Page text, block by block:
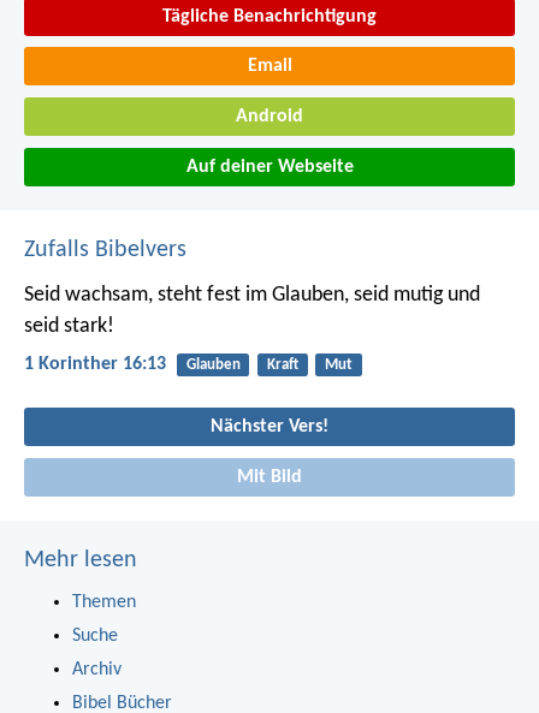
Tägliche Benachrichtigung
Email
Android
Auf deiner Webseite
Zufalls Bibelvers
Seid wachsam, steht fest im Glauben, seid mutig und
seid stark!
1 Korinther 16:13 Glauben Kraft Mut
Nächster Vers!
Mit Bild
Mehr lesen
Themen
Suche
Archiv
Bibel Bücher